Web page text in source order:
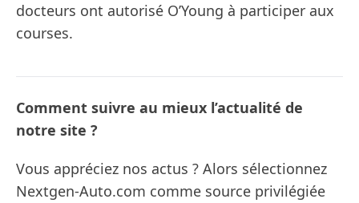
docteurs ont autorisé O’Young à participer aux
courses.
Comment suivre au mieux l’actualité de
notre site ?
Vous appréciez nos actus ? Alors sélectionnez
Nextgen-Auto.com comme source privilégiée